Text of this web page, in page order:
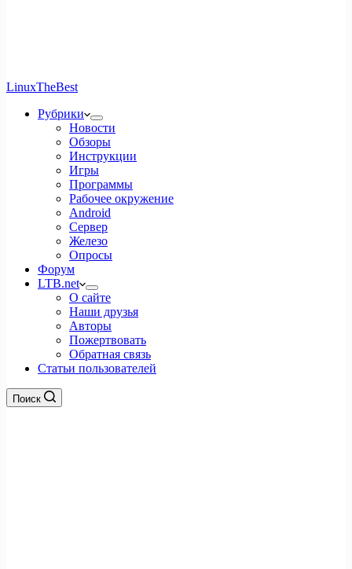
LinuxTheBest
Рубрики
Новости
Обзоры
Инструкции
Игры
Программы
Рабочее окружение
Android
Сервер
Железо
Опросы
Форум
LTB.net
О сайте
Наши друзья
Авторы
Пожертвовать
Обратная связь
Статьи пользователей
Поиск